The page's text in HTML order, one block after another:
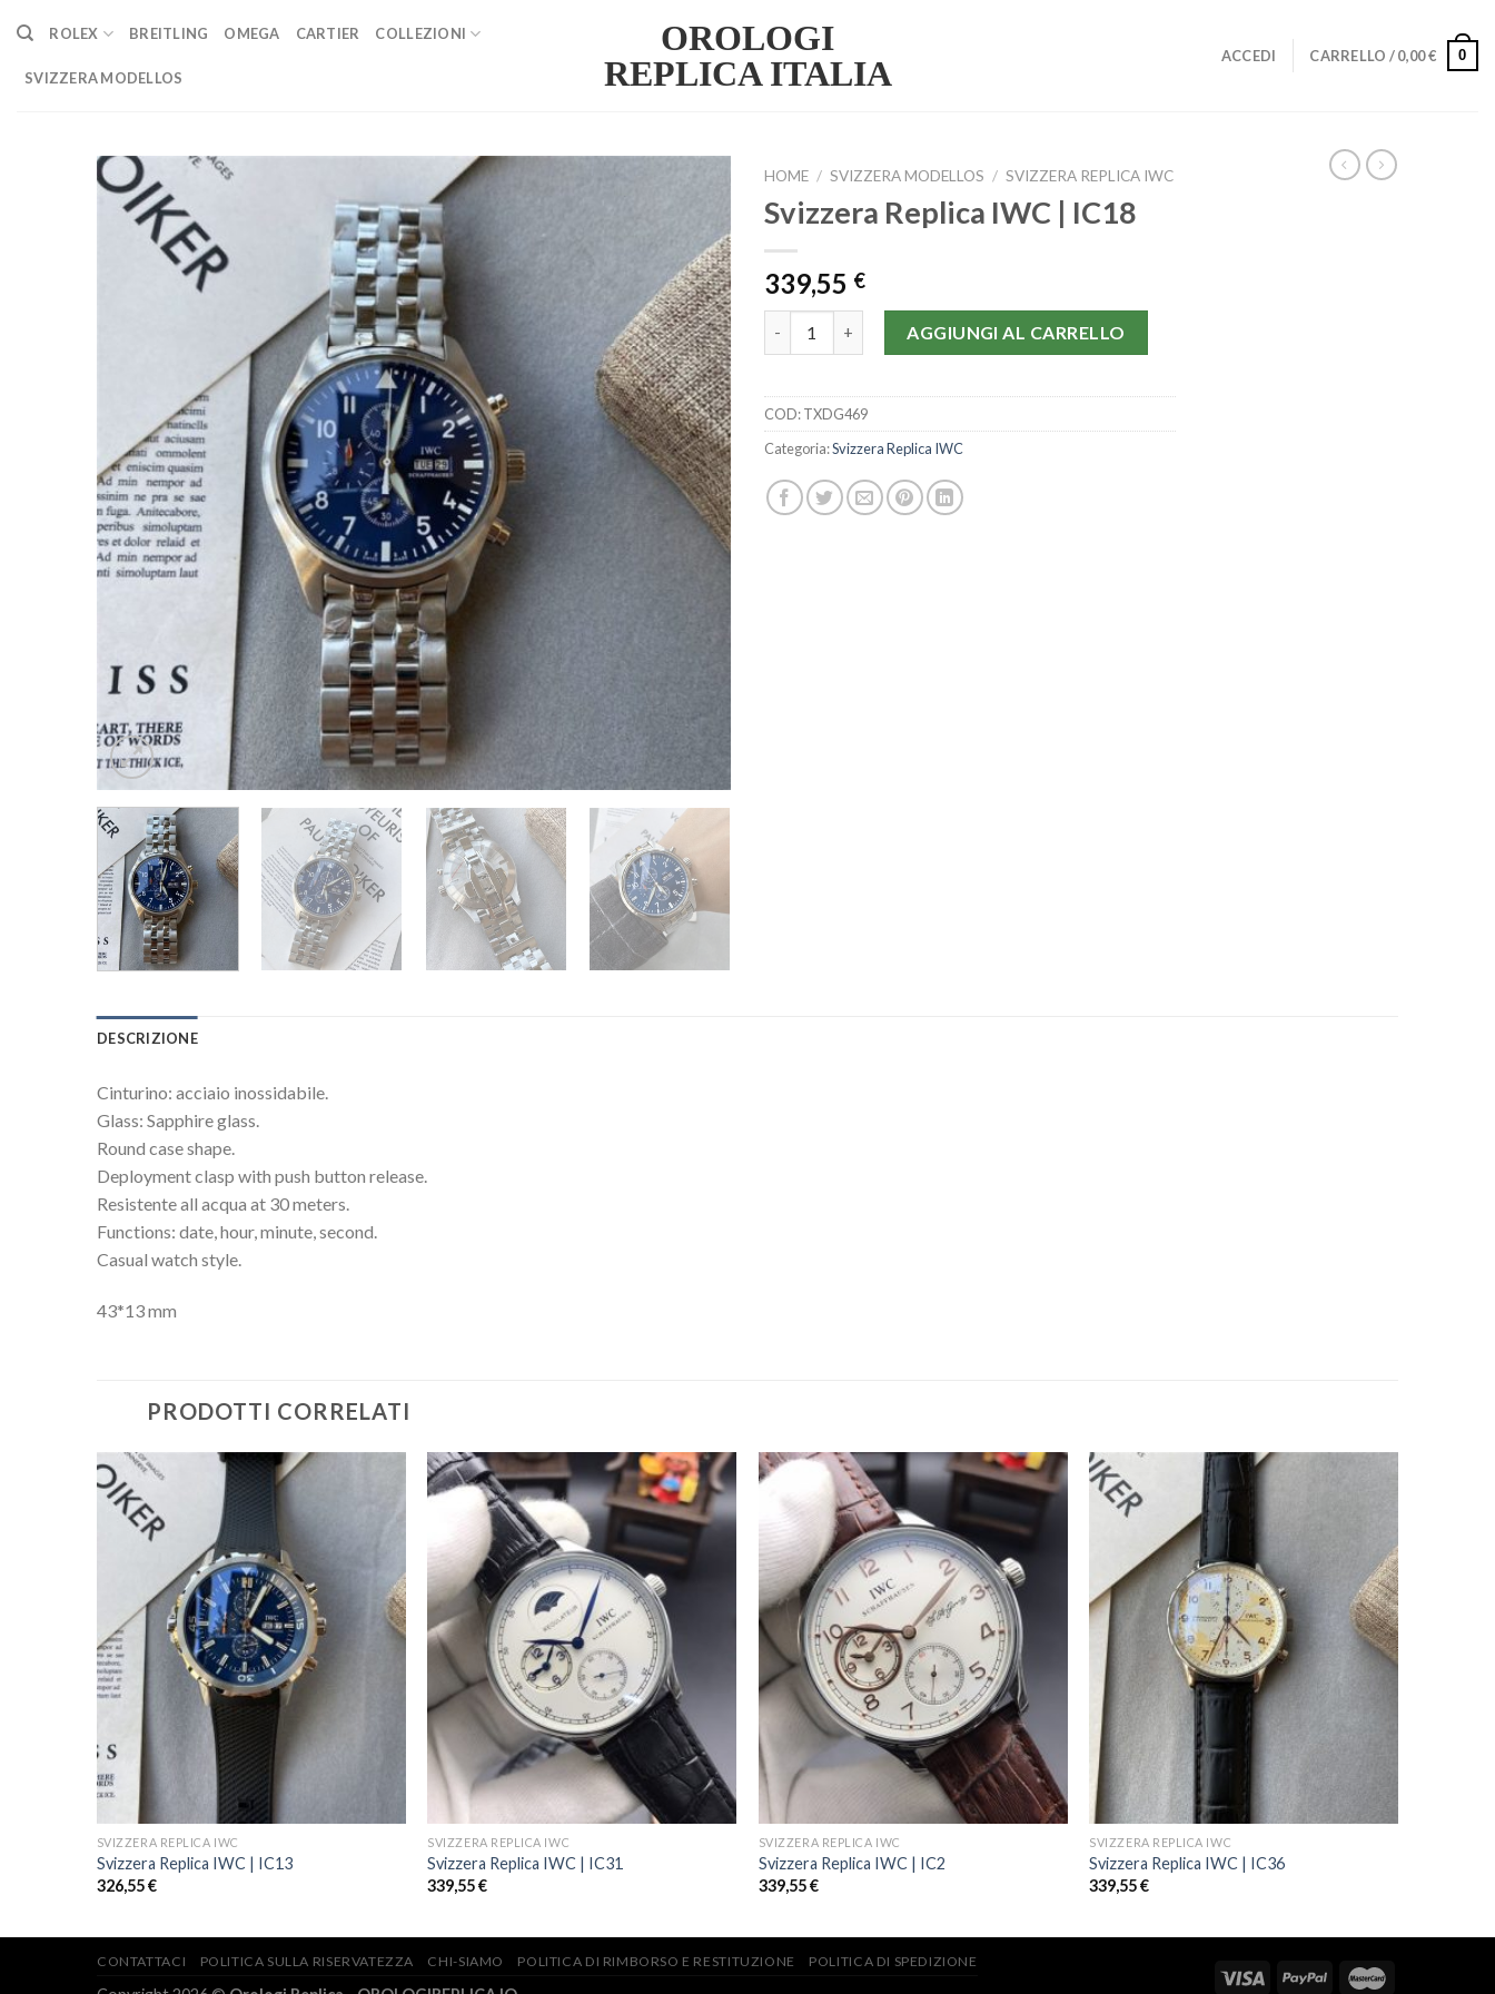
content
OROLOGI
REPLICA ITALIA
ROLEX BREITLING OMEGA CARTIER COLLEZIONI
SVIZZERA MODELLOS
ACCEDI CARRELLO /0,00€ 0
HOME / SVIZZERA MODELLOS / SVIZZERA REPLICA IWC
Svizzera Replica IWC | IC18
339,55 €
AGGIUNGI AL CARRELLO
COD:TXDG469
Categoria:Svizzera Replica IWC
DESCRIZIONE
Cinturino: acciaio inossidabile.
Glass: Sapphire glass.
Round case shape.
Deployment clasp with push button release.
Resistente all acqua at 30 meters.
Functions: date, hour, minute, second.
Casual watch style.
43*13 mm
PRODOTTI CORRELATI
SVIZZERA REPLICA IWC
Svizzera Replica IWC | IC13
326,55€
SVIZZERA REPLICA IWC
Svizzera Replica IWC | IC31
339,55€
SVIZZERA REPLICA IWC
Svizzera Replica IWC | IC2
339,55€
SVIZZERA REPLICA IWC
Svizzera Replica IWC | IC36
339,55€
CONTATTACI POLITICA SULLA RISERVATEZZA CHI-SIAMO POLITICA DI RIMBORSO E RESTITUZIONE POLITICA DI SPEDIZIONE